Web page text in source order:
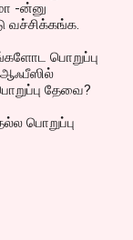
-ன்னு
வச்சிக்கங்க.
பொறுப்பு
ஆஃபீஸில்
தேவை?
பொறுப்பு